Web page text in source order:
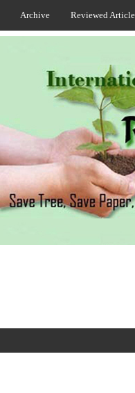
Archive Reviewed